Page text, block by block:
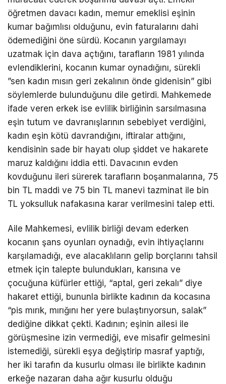
öğretmen davacı kadın, memur emeklisi eşinin
kumar bağımlısı olduğunu, evin faturalarını dahi
ödemediğini öne sürdü. Kocanın yargılamayı
uzatmak için dava açtığını, tarafların 1981 yılında
evlendiklerini, kocanın kumar oynadığını, sürekli
”sen kadın mısın geri zekalının önde gidenisin” gibi
söylemlerde bulunduğunu dile getirdi. Mahkemede
ifade veren erkek ise evlilik birliğinin sarsılmasına
eşin tutum ve davranışlarının sebebiyet verdiğini,
kadın eşin kötü davrandığını, iftiralar attığını,
kendisinin sade bir hayatı olup şiddet ve hakarete
maruz kaldığını iddia etti. Davacının evden
kovduğunu ileri sürerek tarafların boşanmalarına, 75
bin TL maddi ve 75 bin TL manevi tazminat ile bin
TL yoksulluk nafakasına karar verilmesini talep etti.
Aile Mahkemesi, evlilik birliği devam ederken
kocanın şans oyunları oynadığı, evin ihtiyaçlarını
karşılamadığı, eve alacaklıların gelip borçlarını tahsil
etmek için talepte bulundukları, karısına ve
çocuğuna küfürler ettiği, “aptal, geri zekalı” diye
hakaret ettiği, bununla birlikte kadının da kocasına
“pis mırık, mırığını her yere bulaştırıyorsun, salak”
dediğine dikkat çekti. Kadının; eşinin ailesi ile
görüşmesine izin vermediği, eve misafir gelmesini
istemediği, sürekli eşya değiştirip masraf yaptığı,
her iki tarafın da kusurlu olması ile birlikte kadının
erkeğe nazaran daha ağır kusurlu olduğu